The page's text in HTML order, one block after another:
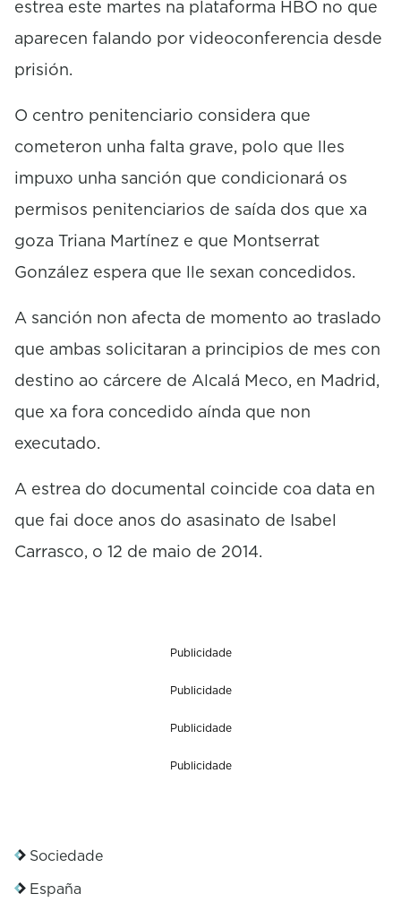
estrea este martes na plataforma HBO no que
aparecen falando por videoconferencia desde
prisión.
O centro penitenciario considera que
cometeron unha falta grave, polo que lles
impuxo unha sanción que condicionará os
permisos penitenciarios de saída dos que xa
goza Triana Martínez e que Montserrat
González espera que lle sexan concedidos.
A sanción non afecta de momento ao traslado
que ambas solicitaran a principios de mes con
destino ao cárcere de Alcalá Meco, en Madrid,
que xa fora concedido aínda que non
executado.
A estrea do documental coincide coa data en
que fai doce anos do asasinato de Isabel
Carrasco, o 12 de maio de 2014.
Publicidade
Publicidade
Publicidade
Publicidade
Sociedade
España